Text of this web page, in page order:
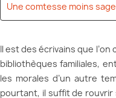
Une comtesse moins
Il est des écrivains que
bibliothèques familiales,
les morales d’un autre
pourtant, il suffit de rouvrir